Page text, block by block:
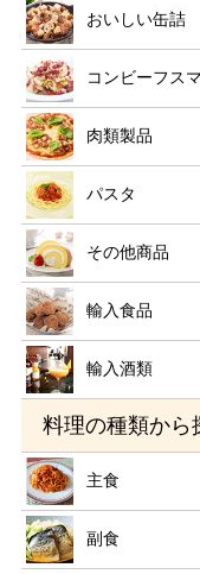
おいしい缶詰
コンビーフス
肉類製品
パスタ
その他商品
輸入食品
輸入酒類
料理の種類から
主食
副食